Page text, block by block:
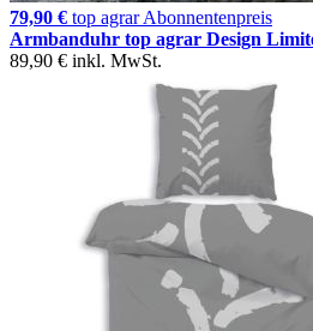
79,90 € top agrar Abonnentenpreis
Armbanduhr top agrar Design
89,90 € inkl. MwSt.